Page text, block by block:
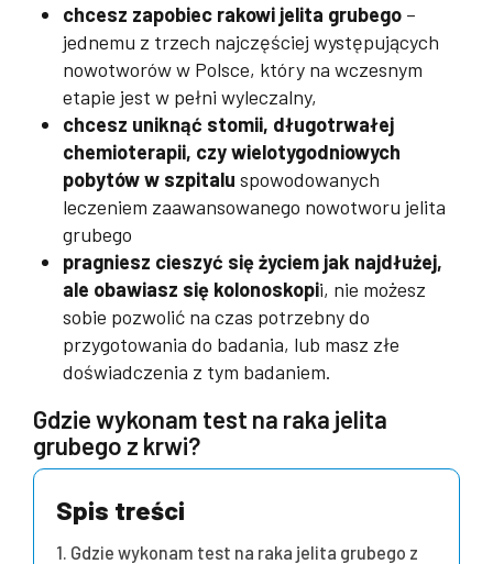
chcesz zapobiec rakowi jelita grubego –
jednemu z trzech najczęściej występujących
nowotworów w Polsce, który na wczesnym
etapie jest w pełni wyleczalny,
chcesz uniknąć stomii, długotrwałej
chemioterapii, czy wielotygodniowych
pobytów w szpitalu spowodowanych
leczeniem zaawansowanego nowotworu jelita
grubego
pragniesz cieszyć się życiem jak najdłużej,
ale obawiasz się kolonoskopii, nie możesz
sobie pozwolić na czas potrzebny do
przygotowania do badania, lub masz złe
doświadczenia z tym badaniem.
Gdzie wykonam test na raka jelita
grubego z krwi?
Spis treści
Gdzie wykonam test na raka jelita grubego z